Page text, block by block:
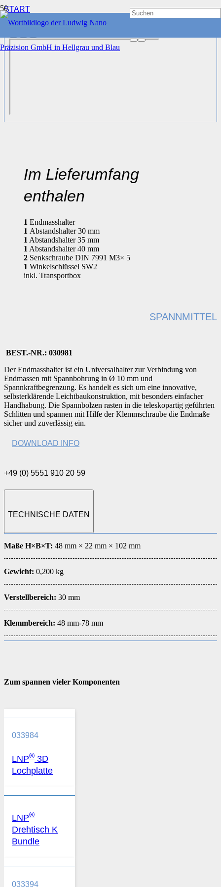
START
SPANNMITTEL
Im Lieferumfang
enthalen
1 Endmasshalter
1 Abstandshalter 30 mm
1 Abstandshalter 35 mm
1 Abstandshalter 40 mm
2 Senkschraube DIN 7991 M3× 5
1 Winkelschlüssel SW2
inkl. Transportbox
SPANNMITTEL
BEST.-NR.: 030981
Der Endmasshalter ist ein Universalhalter zur Verbindung von
Endmassen mit Spannbohrung in Ø 10 mm und
Spannkraftbegrenzung. Es handelt es sich um eine innovative,
selbsterklärende Leichtbaukonstruktion, mit besonders einfacher
Handhabung. Die Spannbolzen rasten in die teleskopartig geführten
Schlitten und spannen mit Hilfe der Klemmschraube die Endmaße
sicher und zuverlässig ein.
DOWNLOAD INFO
+49 (0) 5551 910 20 59
TECHNISCHE DATEN
Maße H×B×T: 48 mm × 22 mm × 102 mm
Gewicht: 0,200 kg
Verstellbereich: 30 mm
Klemmbereich: 48 mm-78 mm
Zum spannen vieler Komponenten
033984
LNP® 3D
Lochplatte
LNP®
Drehtisch K
Bundle
033394